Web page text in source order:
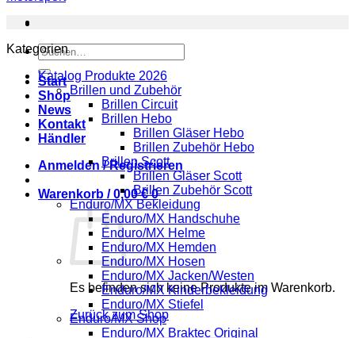
Suchen
nach:
Start
Shop
News
Kontakt
Händler
Anmelden / Registrieren
Warenkorb /0,00€ 0
Es befinden sich keine Produkte im Warenkorb.
Zurück zum Shop
Kategorien
Katalog Produkte 2026
Brillen und Zubehör
Brillen Circuit
Brillen Hebo
Brillen Gläser Hebo
Brillen Zubehör Hebo
Brillen Scott
Brillen Gläser Scott
Brillen Zubehör Scott
Enduro/MX Bekleidung
Enduro/MX Handschuhe
Enduro/MX Helme
Enduro/MX Hemden
Enduro/MX Hosen
Enduro/MX Jacken/Westen
Enduro/MX Kinderbekleidung
Enduro/MX Stiefel
Enduro/MX Shop
Enduro/MX Braktec Original